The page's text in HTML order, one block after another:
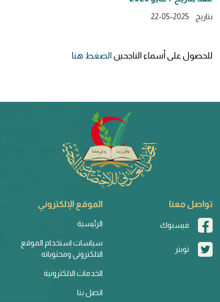
بتاريخ 22-05-2025
للحصول على أسماء الناجحين الضغط هنا
تواصل معنا
فيسبوك
تويتر
الموقع الإلكتروني
الرئيسية
سياسات استخدام الموقع
الالكتروني ومحتوياته
الخدمات الالكترونية
اتصل بنا